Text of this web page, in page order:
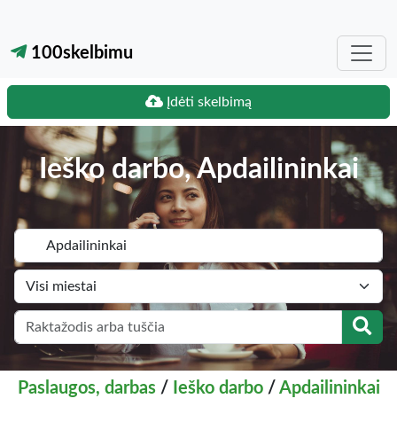
100skelbimu
Įdėti skelbimą
Ieško darbo, Apdailininkai
Paslaugos, darbas/ Ieško darbo/ Apdailininkai